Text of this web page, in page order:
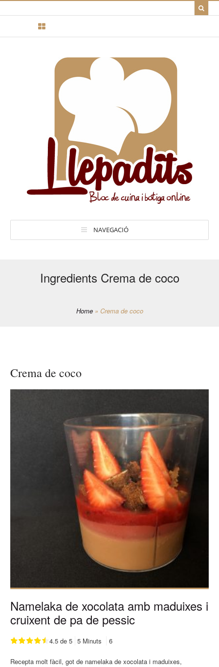
NAVEGACIÓ
Ingredients Crema de coco
Home » Crema de coco
Crema de coco
Namelaka de xocolata amb maduixes i
cruixent de pa de pessic
4.5 de 5 5 Minuts 6
Recepta molt fàcil, got de namelaka de xocolata i maduixes,